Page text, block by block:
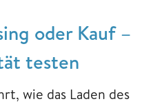
oder Kauf –
testen
wie das Laden des